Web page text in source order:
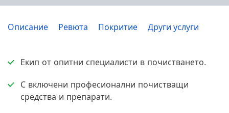
Описание Ревюта Покритие Други услуги
Екип от опитни специалисти в почистването.
С включени професионални почистващи
средства и препарати.